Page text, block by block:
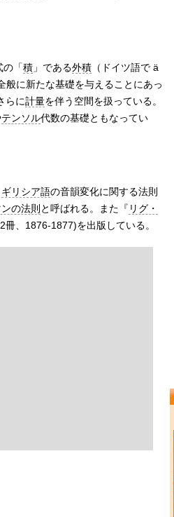
の「積」である外積（ドイツ語で ä
に新たな基礎を与えることにあっ
らに計量を伴う空間を扱っている。
テンソル代数の基礎ともなってい
ギリシア語の音韻変化に関する法則
の法則 と呼ばれる。また『 リグ・
、1876-1877)を出版している。